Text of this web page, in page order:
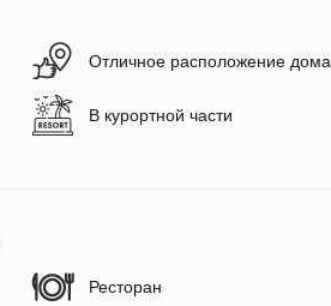
Отличное расположение дома
В курортной части
Ресторан